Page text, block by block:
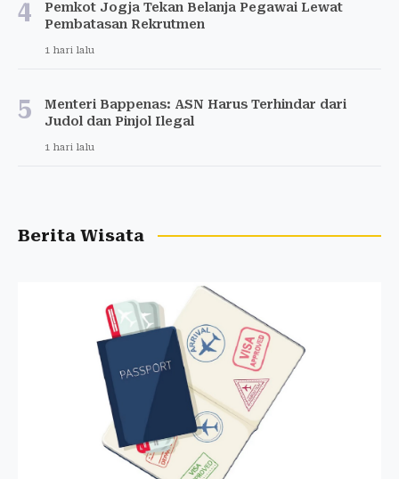
4
Pemkot Jogja Tekan Belanja Pegawai Lewat
Pembatasan Rekrutmen
1 hari lalu
5
Menteri Bappenas: ASN Harus Terhindar dari
Judol dan Pinjol Ilegal
1 hari lalu
Berita Wisata